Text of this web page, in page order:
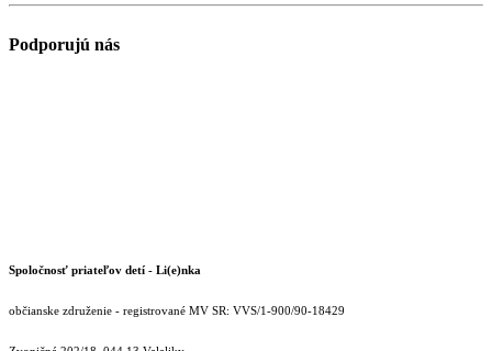
Podporujú nás
Spoločnosť priateľov detí - Li(e)nka
občianske združenie - registrované MV SR: VVS/1-900/90-18429